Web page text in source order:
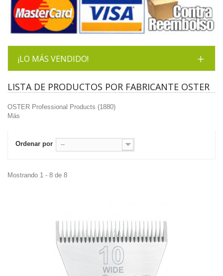
¡LO MÁS VENDIDO!
LISTA DE PRODUCTOS POR FABRICANTE OSTER
OSTER Professional Products (1880)
Más
Ordenar por --
Mostrando 1 - 8 de 8